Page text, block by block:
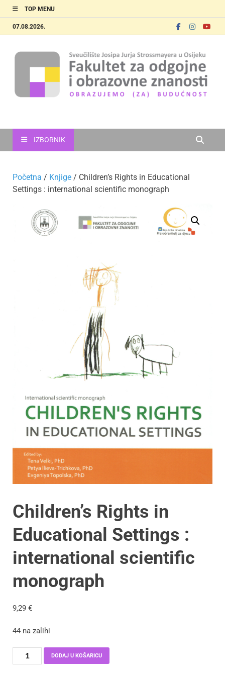
TOP MENU
07.08.2026.
IZBORNIK
Početna / Knjige / Children’s Rights in Educational
Settings : international scientific monograph
Children’s Rights in
Educational Settings :
international scientific
monograph
9,29 €
44 na zalihi
DODAJ U KOŠARICU